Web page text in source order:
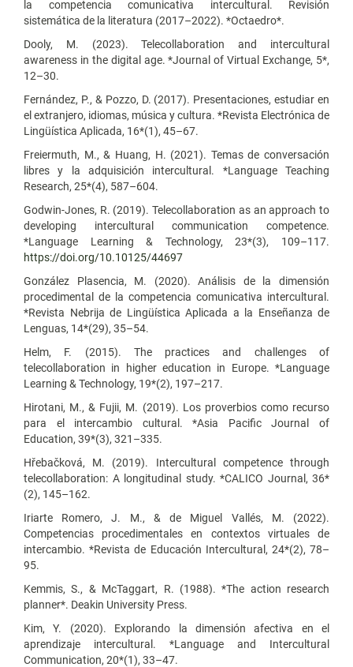
la competencia comunicativa intercultural. Revisión
sistemática de la literatura (2017–2022). *Octaedro*.
Dooly, M. (2023). Telecollaboration and intercultural
awareness in the digital age. *Journal of Virtual Exchange, 5*,
12–30.
Fernández, P., & Pozzo, D. (2017). Presentaciones, estudiar en
el extranjero, idiomas, música y cultura. *Revista Electrónica de
Lingüística Aplicada, 16*(1), 45–67.
Freiermuth, M., & Huang, H. (2021). Temas de conversación
libres y la adquisición intercultural. *Language Teaching
Research, 25*(4), 587–604.
Godwin-Jones, R. (2019). Telecollaboration as an approach to
developing intercultural communication competence.
*Language Learning & Technology, 23*(3), 109–117.
https://doi.org/10.10125/44697
González Plasencia, M. (2020). Análisis de la dimensión
procedimental de la competencia comunicativa intercultural.
*Revista Nebrija de Lingüística Aplicada a la Enseñanza de
Lenguas, 14*(29), 35–54.
Helm, F. (2015). The practices and challenges of
telecollaboration in higher education in Europe. *Language
Learning & Technology, 19*(2), 197–217.
Hirotani, M., & Fujii, M. (2019). Los proverbios como recurso
para el intercambio cultural. *Asia Pacific Journal of
Education, 39*(3), 321–335.
Hřebačková, M. (2019). Intercultural competence through
telecollaboration: A longitudinal study. *CALICO Journal, 36*
(2), 145–162.
Iriarte Romero, J. M., & de Miguel Vallés, M. (2022).
Competencias procedimentales en contextos virtuales de
intercambio. *Revista de Educación Intercultural, 24*(2), 78–
95.
Kemmis, S., & McTaggart, R. (1988). *The action research
planner*. Deakin University Press.
Kim, Y. (2020). Explorando la dimensión afectiva en el
aprendizaje intercultural. *Language and Intercultural
Communication, 20*(1), 33–47.